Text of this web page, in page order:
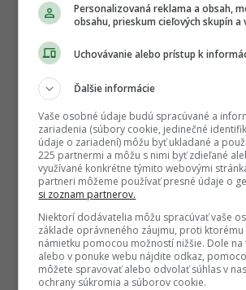
Personalizovaná reklama a obsah,
obsahu, prieskum cieľových skupín a
Uchovávanie alebo prístup k
Ďalšie informácie
Vaše osobné údaje budú spracúvané a
zariadenia (súbory cookie, jedinečné
údaje o zariadení) môžu byť ukladané a
225 partnermi a môžu s nimi byť zdieľané
využívané konkrétne týmito webovými
partneri môžeme používať presné údaje o
si zoznam partnerov.
Niektorí dodávatelia môžu spracúvať vaše
základe oprávneného záujmu, proti
námietku pomocou možností nižšie. Dole na
alebo v ponuke webu nájdite odkaz,
môžete spravovať alebo odvolať súhlas v
ochrany súkromia a súborov cookie.